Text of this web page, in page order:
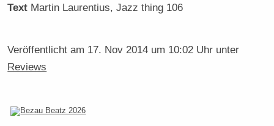
Text Martin Laurentius, Jazz thing 106
Veröffentlicht am 17. Nov 2014 um 10:02 Uhr unter
Reviews